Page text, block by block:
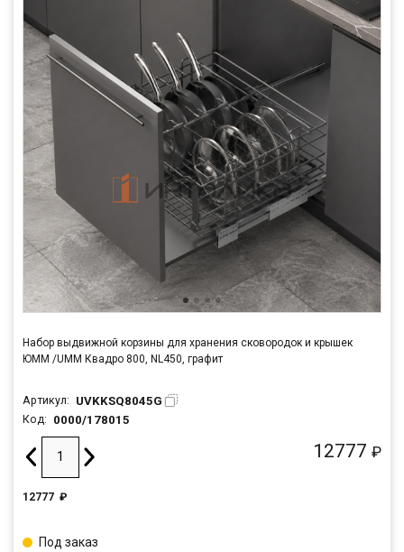
Набор выдвижной корзины для хранения сковородок и крышек
ЮММ /UMM Квадро 800, NL450, графит
Артикул: UVKKSQ8045G
Код: 0000/178015
12777 ₽
12777 ₽
Под заказ